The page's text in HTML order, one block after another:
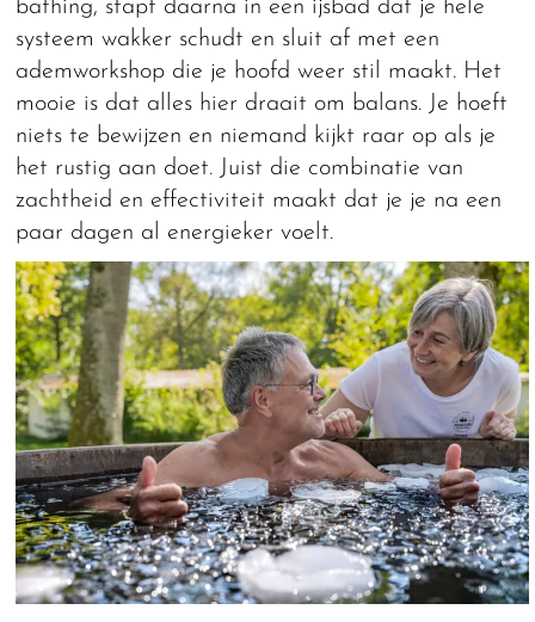
bathing, stapt daarna in een ijsbad dat je hele
systeem wakker schudt en sluit af met een
ademworkshop die je hoofd weer stil maakt. Het
mooie is dat alles hier draait om balans. Je hoeft
niets te bewijzen en niemand kijkt raar op als je
het rustig aan doet. Juist die combinatie van
zachtheid en effectiviteit maakt dat je je na een
paar dagen al energieker voelt.